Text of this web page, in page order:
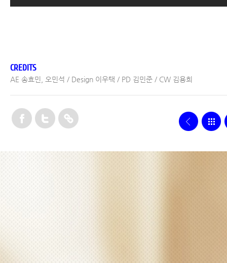
CREDITS
AE 송효민, 오민석 / Design 이우택 / PD 김민준 / CW 김용희